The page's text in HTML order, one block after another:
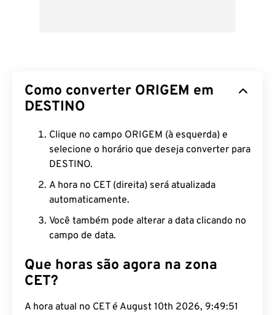
Como converter ORIGEM em
DESTINO
Clique no campo ORIGEM (à esquerda) e
selecione o horário que deseja converter para
DESTINO.
A hora no CET (direita) será atualizada
automaticamente.
Você também pode alterar a data clicando no
campo de data.
Que horas são agora na zona
CET?
A hora atual no CET é August 10th 2026, 9:49:52